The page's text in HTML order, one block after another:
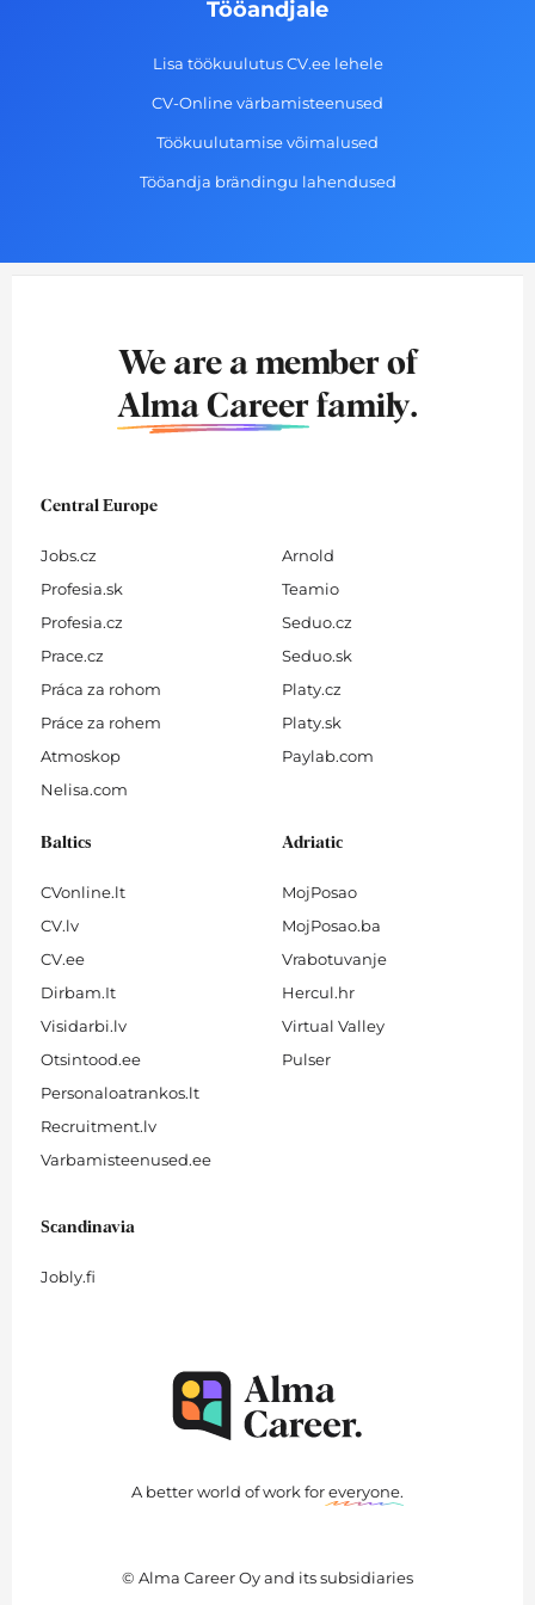
Tööandjale
Lisa töökuulutus CV.ee lehele
CV-Online värbamisteenused
Töökuulutamise võimalused
Tööandja brändingu lahendused
We are a member of
Alma Career family.
Central Europe
Jobs.cz
Profesia.sk
Profesia.cz
Prace.cz
Práca za rohom
Práce za rohem
Atmoskop
Nelisa.com
Arnold
Teamio
Seduo.cz
Seduo.sk
Platy.cz
Platy.sk
Paylab.com
Baltics
CVonline.lt
CV.lv
CV.ee
Dirbam.It
Visidarbi.lv
Otsintood.ee
Personaloatrankos.lt
Recruitment.lv
Varbamisteenused.ee
Adriatic
MojPosao
MojPosao.ba
Vrabotuvanje
Hercul.hr
Virtual Valley
Pulser
Scandinavia
Jobly.fi
A better world of work foreveryone.
© Alma Career Oy and its subsidiaries